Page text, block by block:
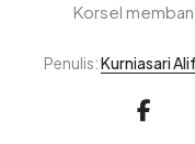
Korsel
Penulis:Kurniasari